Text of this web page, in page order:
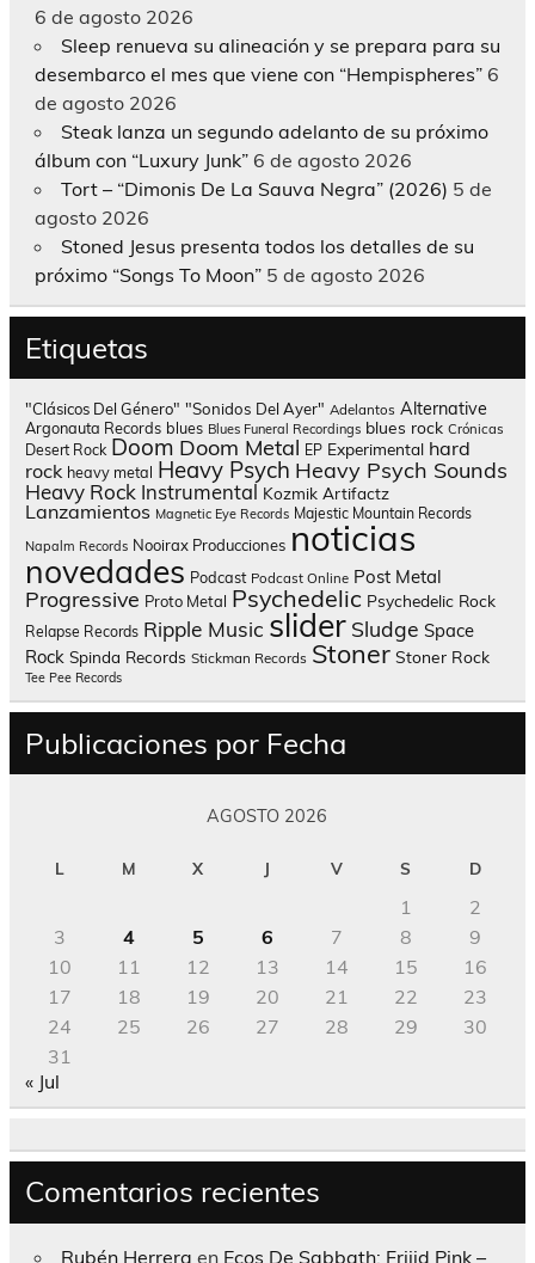
6 de agosto 2026
Sleep renueva su alineación y se prepara para su
desembarco el mes que viene con “Hempispheres” 6
de agosto 2026
Steak lanza un segundo adelanto de su próximo
álbum con “Luxury Junk” 6 de agosto 2026
Tort – “Dimonis De La Sauva Negra” (2026) 5 de
agosto 2026
Stoned Jesus presenta todos los detalles de su
próximo “Songs To Moon” 5 de agosto 2026
Etiquetas
"Clásicos Del Género" "Sonidos Del Ayer" Adelantos Alternative
Argonauta Records blues Blues Funeral Recordings blues rock Crónicas
Desert Rock Doom Doom Metal EP Experimental hard
rock heavy metal Heavy Psych Heavy Psych Sounds
Heavy Rock Instrumental Kozmik Artifactz
Lanzamientos Magnetic Eye Records Majestic Mountain Records
Napalm Records Nooirax Producciones noticias
novedades Podcast Podcast Online Post Metal
Progressive Proto Metal Psychedelic Psychedelic Rock
Relapse Records Ripple Music slider Sludge Space
Rock Spinda Records Stickman Records Stoner Stoner Rock
Tee Pee Records
Publicaciones por Fecha
AGOSTO 2026
L M X J V S D
1
2
3
4 5 6 7 8
9
10
11 12 13 14 15
16
17
18 19 20 21 22
23
24
25 26 27 28 29
30
31
« Jul
Comentarios recientes
Rubén Herrera en Ecos De Sabbath; Frijid Pink –